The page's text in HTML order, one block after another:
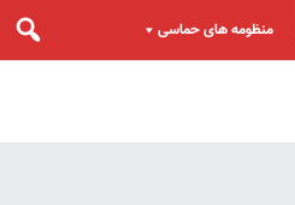
منظومه های حماسی